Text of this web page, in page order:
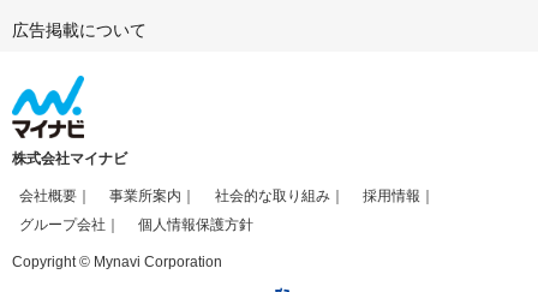
広告掲載について
株式会社マイナビ
会社概要 事業所案内 社会的な取り組み
採用情報
グループ会社
個人情報保護方針
Copyright © Mynavi Corporation